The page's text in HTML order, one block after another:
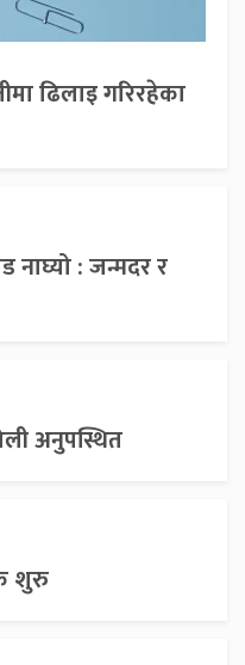
ढिलाइ गरिरहेका
: जन्मदर र
अनुपस्थित
शुरु